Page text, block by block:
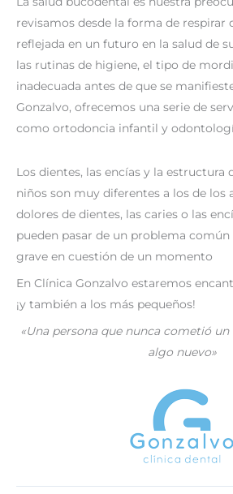
revisamos desde la forma de respirar
reflejada en un futuro en la salud de
las rutinas de higiene, el tipo de
inadecuada antes de que se
Gonzalvo, ofrecemos una serie de
como ortodoncia infantil y
Los dientes, las encías y la estructura
niños son muy diferentes a los de los
dolores de dientes, las caries o las
pueden pasar de un problema
grave en cuestión de un momento
En Clínica Gonzalvo estaremos
¡y también a los más pequeños!
«Una persona que nunca cometió
algo nuevo»